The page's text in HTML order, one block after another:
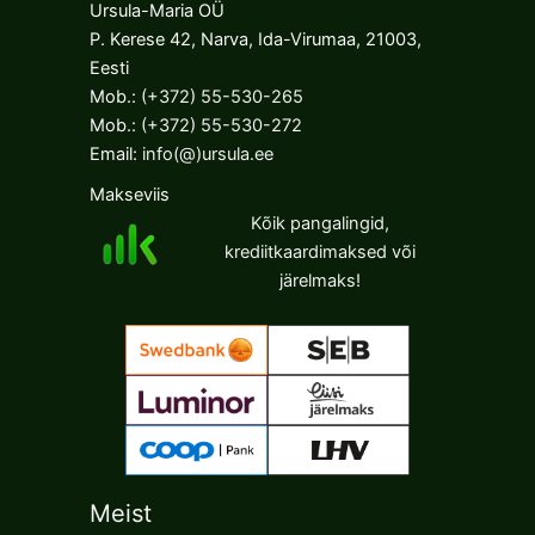
options
be
chosen
on
product
page
options
page
Ursula-Maria OÜ
P. Kerese 42, Narva, Ida-Virumaa, 21003,
Eesti
Mob.: (+372) 55-530-265
Mob.: (+372) 55-530-272
Email: info(@)ursula.ee
Makseviis
Kõik pangalingid,
krediitkaardimaksed või
järelmaks!
Meist